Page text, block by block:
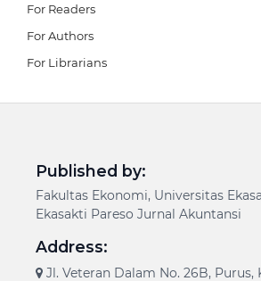
For Readers
For Authors
For Librarians
Published by:
Fakultas Ekonomi, Universitas
Ekasakti Pareso Jurnal Akuntansi
Address:
Jl. Veteran Dalam No. 26B, Purus,